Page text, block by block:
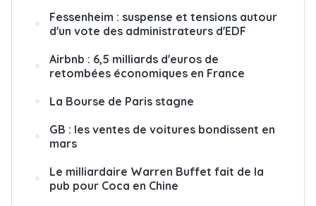
Fessenheim : suspense et tensions autour
d'un vote des administrateurs d'EDF
Airbnb : 6,5 milliards d'euros de
retombées économiques en France
La Bourse de Paris stagne
GB : les ventes de voitures bondissent en
mars
Le milliardaire Warren Buffet fait de la
pub pour Coca en Chine